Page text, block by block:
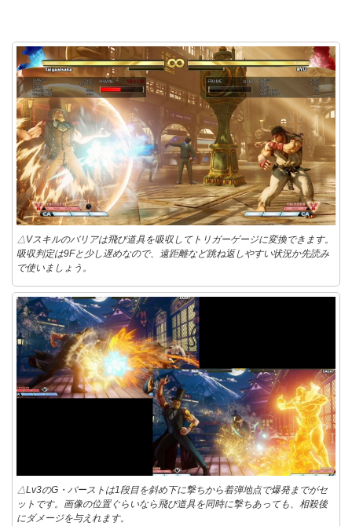
△Vスキルのバリアは飛び道具を吸収してトリガーゲージに変換できます。
吸収判定は9Fと少し遅めなので、遠距離など跳ね返しやすい状況か先読み
で使いましょう。
△Lv3のG・バーストは1段目を斜め下に撃ちから着弾地点で爆発までがセ
ットです。画像の位置ぐらいなら飛び道具を同時に撃ちあっても、相殺後
にダメージを与えれます。